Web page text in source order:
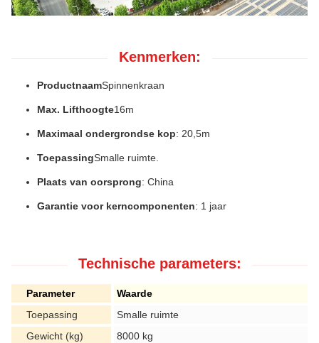
Kenmerken:
ProductnaamSpinnenkraan
Max. Lifthoogte16m
Maximaal ondergrondse kop: 20,5m
ToepassingSmalle ruimte.
Plaats van oorsprong: China
Garantie voor kerncomponenten: 1 jaar
Technische parameters:
Parameter
Waarde
Toepassing
Smalle ruimte
Gewicht (kg)
8000 kg